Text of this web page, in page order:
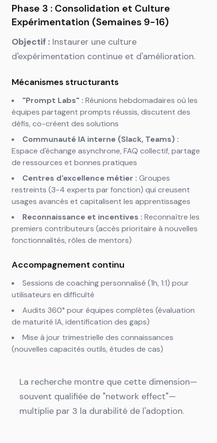
Phase 3 : Consolidation et Culture
Expérimentation (Semaines 9-16)
Objectif : Instaurer une culture
d'expérimentation continue et d'amélioration.
Mécanismes structurants
"Prompt Labs" : Réunions hebdomadaires où les
équipes partagent prompts réussis, discutent des
défis, co-créent des solutions
Communauté IA interne (Slack, Teams) :
Espace d'échange asynchrone, FAQ collectif, partage
de ressources et bonnes pratiques
Centres d'excellence métier : Groupes
restreints (3-4 experts par fonction) qui creusent
usages avancés et capitalisent les apprentissages
Reconnaissance et incentives : Reconnaître les
premiers contributeurs (accès prioritaire à nouvelles
fonctionnalités, rôles de mentors)
Accompagnement continu
Sessions de coaching personnalisé (1h, 1:1) pour
utilisateurs en difficulté
Audits 360° pour équipes complètes (évaluation
de maturité IA, identification des gaps)
Mise à jour trimestrielle des connaissances
(nouvelles capacités outils, études de cas)
La recherche montre que cette dimension—
souvent qualifiée de "network effect"—
multiplie par 3 la durabilité de l'adoption.